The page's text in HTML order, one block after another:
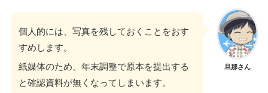
旦那さん
個人的には、写真を残しておくことをおす
すめします。
紙媒体のため、年末調整で原本を提出する
と確認資料が無くなってしまいます。